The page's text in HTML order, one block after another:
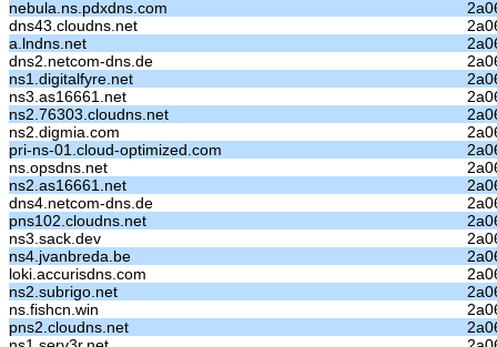
nebula.ns.pdxdns.com
dns43.cloudns.net
a.lndns.net
dns2.netcom-dns.de
ns1.digitalfyre.net
ns3.as16661.net
ns2.76303.cloudns.net
ns2.digmia.com
pri-ns-01.cloud-optimized.com
ns.opsdns.net
ns2.as16661.net
dns4.netcom-dns.de
pns102.cloudns.net
ns3.sack.dev
ns4.jvanbreda.be
loki.accurisdns.com
ns2.subrigo.net
ns.fishcn.win
pns2.cloudns.net